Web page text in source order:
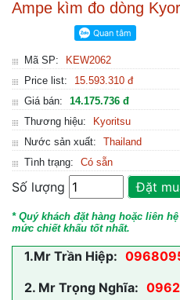
Ampe kìm đo dòng
Mã SP:
KEW2062
Price list:
15.593.310 đ
Giá bán:
14.175.736 đ
Thương hiệu:
Kyoritsu
Nước sản xuất:
Thailand
Tình trạng:
Có sẵn
Số lượng Đặt
* Quý khách đặt hàng hoặc liên
mức chiết khấu tốt nhất.
1.Mr Trần Hiệp:
2. Mr Trọng Nghĩa: